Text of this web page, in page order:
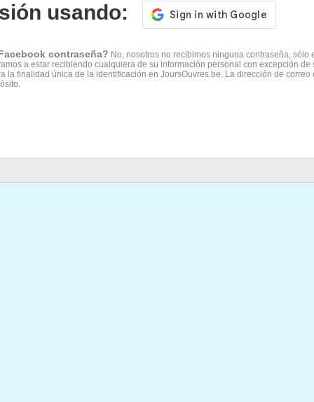
usando:
contraseña? No, nosotros no recibimos ninguna contraseña, sólo
a estar recibiendo cualquiera de su información personal con excepción de
la finalidad única de la identificación en JoursOuvres.be. La dirección de correo